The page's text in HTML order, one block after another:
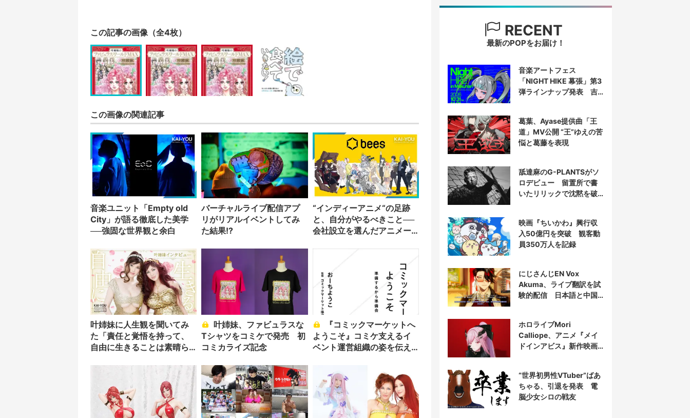
この記事の画像（全4枚）
この画像の関連記事
音楽ユニット「Empty old
City」が語る徹底した美学
──強固な世界観と余白
バーチャルライブ配信アプ
リがリアルイベントしてみ
た結果!?
“インディーアニメ“の足跡
と、自分がやるべきこと──
会社設立を選んだアニメー
叶姉妹に人生観を聞いてみ
た「責任と覚悟を持って、
自由に生きることは素晴ら
叶姉妹、ファビュラスな
Tシャツをコミケで発売 初
コミカライズ記念
ようこそ』コミケ支えるイ
ベント運営組織の姿を伝え
RECENT
最新のPOPをお届け！
音楽アートフェス
「NIGHT HIKE 幕張」第3
弾ラインナップ発表 吉
葛葉、Ayase提供曲「王
道」MV公開 “王”ゆえの苦
悩と葛藤を表現
舐達麻のG-PLANTSがソ
ロデビュー 留置所で書
いたリリックで沈黙を破
映画『ちいかわ』興行収
入50億円を突破 観客動
員350万人を記録
にじさんじEN Vox
Akuma、ライブ翻訳を試
験的配信 日本語と中国
ホロライブMori
Calliope、アニメ『メイ
ドインアビス』新作映画
“世界初男性VTuber”ばあ
ちゃる、引退を発表 電
脳少女シロの戦友